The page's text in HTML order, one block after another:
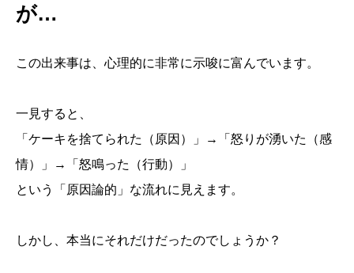
が…
この出来事は、心理的に非常に示唆に富んでいます。
一見すると、
「ケーキを捨てられた（原因）」→「怒りが湧いた（感
情）」→「怒鳴った（行動）」
という「原因論的」な流れに見えます。
しかし、本当にそれだけだったのでしょうか？